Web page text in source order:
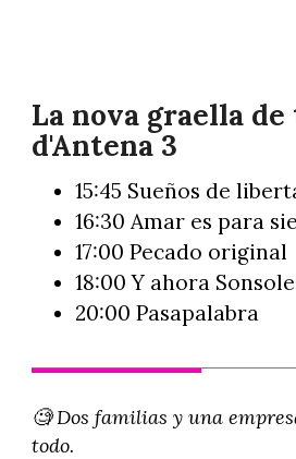
La nova graella
d'Antena 3
15:45 Sueños de
16:30 Amar es para
17:00 Pecado original
18:00 Y ahora
20:00 Pasapalabra
🧐 Dos familias y una
todo.